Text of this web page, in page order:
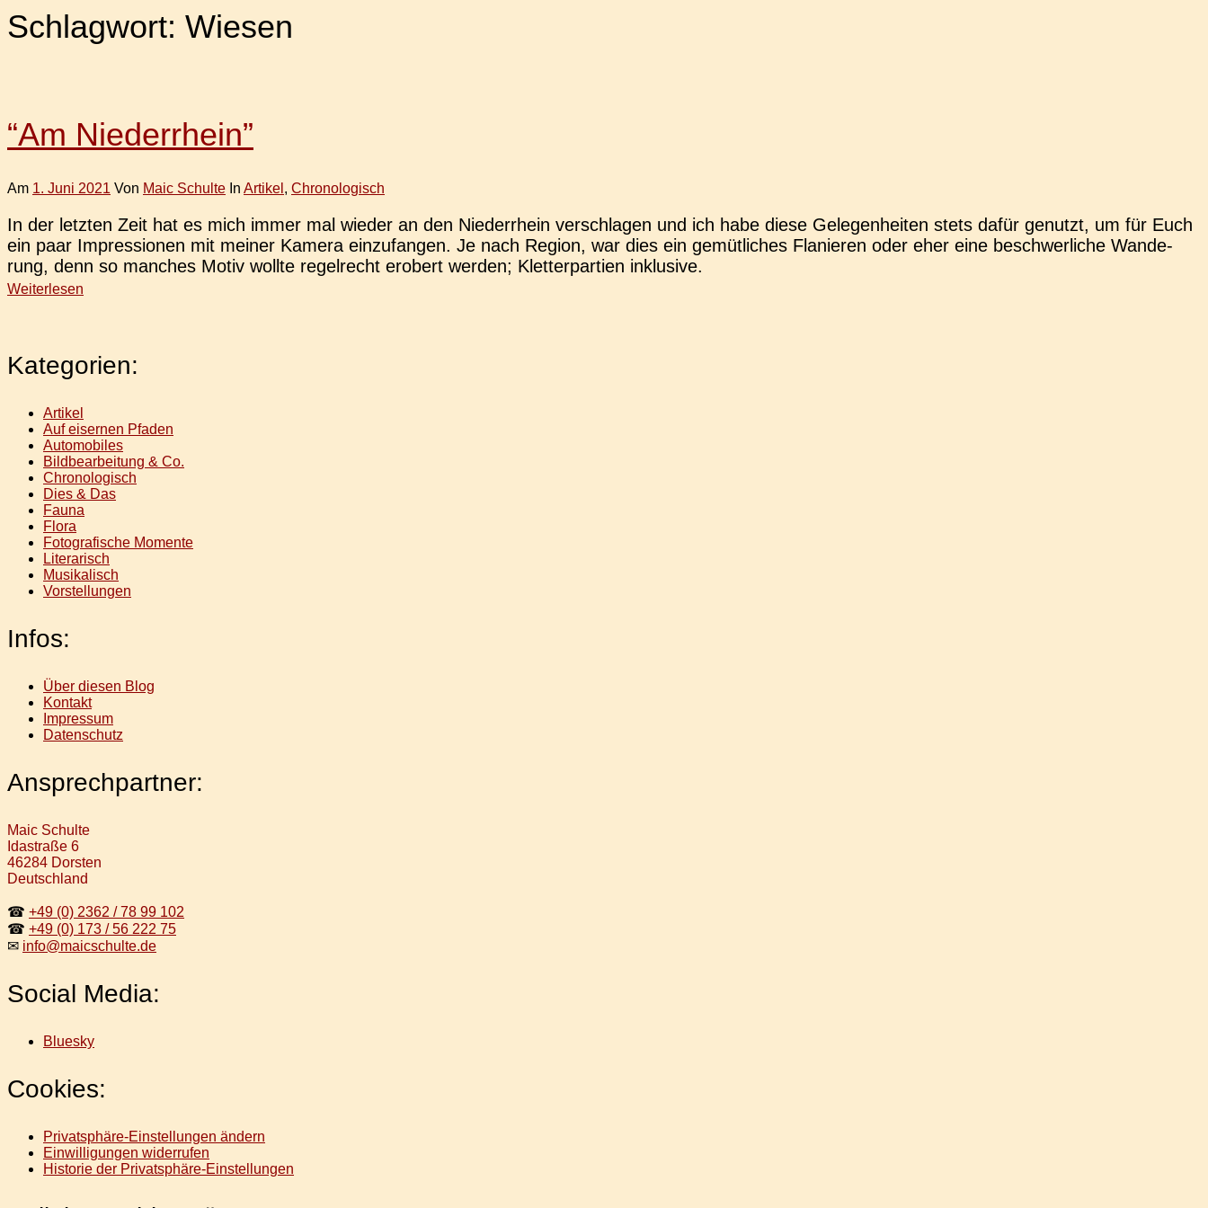
Schlagwort: Wiesen
“Am Niederrhein”
Am 1. Juni 2021 Von Maic Schulte In Artikel , Chronologisch
In der letz­ten Zeit hat es mich immer mal wieder an den Nie­der­rhein ver­schla­gen und ich habe diese Gele­gen­hei­ten stets dafür genutzt, um für Euch
ein paar Impres­sio­nen mit meiner Kamera ein­zu­fan­gen. Je nach Region, war dies ein gemüt­li­ches Fla­nie­ren oder eher eine beschwer­li­che Wan­de­
rung, denn so man­ches Motiv wollte regel­recht erobert werden; Klet­ter­par­tien inklusive.
Weiterlesen
Kategorien:
Artikel
Auf eisernen Pfaden
Automobiles
Bildbearbeitung & Co.
Chronologisch
Dies & Das
Fauna
Flora
Fotografische Momente
Literarisch
Musikalisch
Vorstellungen
Infos:
Über diesen Blog
Kontakt
Impressum
Datenschutz
Ansprechpartner:
Maic Schulte
Idastraße 6
46284 Dorsten
Deutschland
☎ +49 (0) 2362 / 78 99 102
☎ +49 (0) 173 / 56 222 75
✉ info@maicschulte.de
Social Media:
Bluesky
Cookies:
Privatsphäre-Einstellungen ändern
Einwilligungen widerrufen
Historie der Privatsphäre-Einstellungen